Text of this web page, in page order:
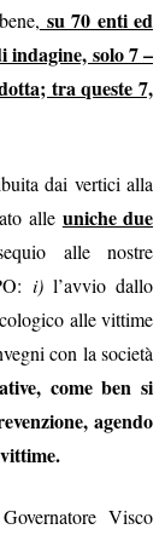
su 70 enti ed
solo 7 –
tra queste 7,
dai vertici alla
alle uniche due
alle nostre
i)l’avvio dallo
alle vittime
con la società
come ben si
agendo
Visco